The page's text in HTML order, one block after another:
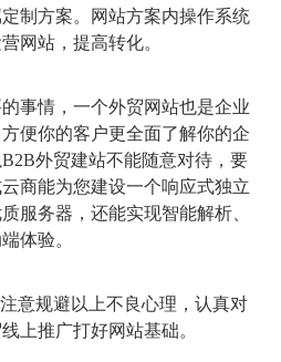
制方案。网站方案内操作系统
网站，提高转化。
事情，一个外贸网站也是企业
便你的客户更全面了解你的企
外贸建站不能随意对待，要
商能为您建设一个响应式独立
服务器，还能实现智能解析、
体验。
意规避以上不良心理，认真对
上推广打好网站基础。